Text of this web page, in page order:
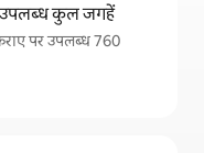
उपलब्ध कुल जगहें
पर उपलब्ध 760